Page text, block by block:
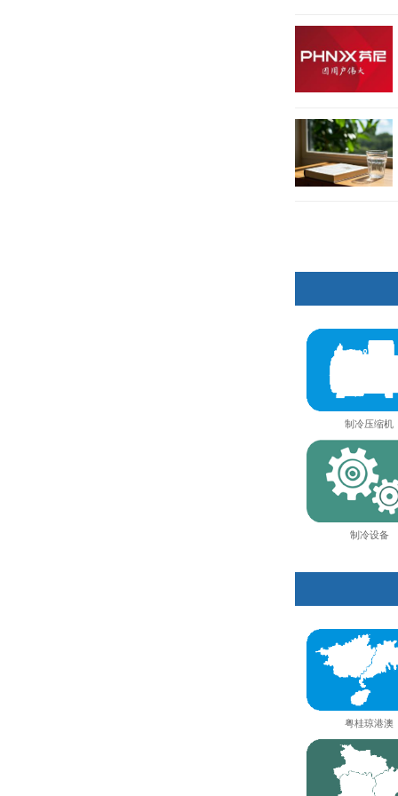
制冷压缩机
制冷设备
粤桂琼港澳